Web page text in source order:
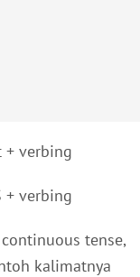
+ verbing
+ verbing
tense,
kalimatnya